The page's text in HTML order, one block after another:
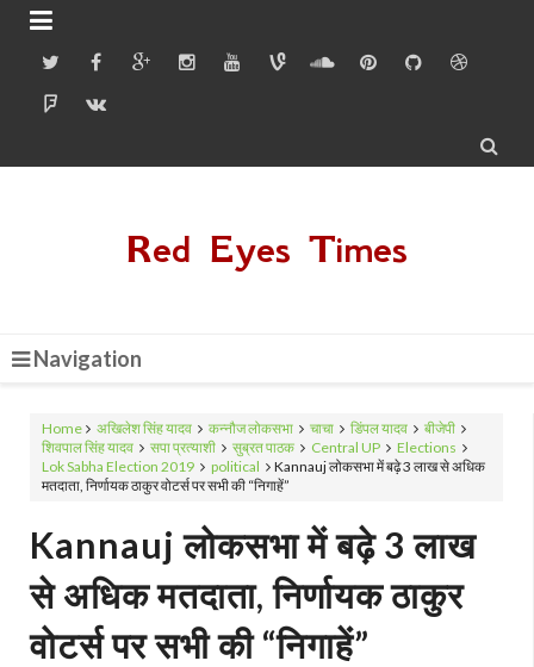


Red Eyes Times
Navigation
Home अखिलेश सिंह यादव कन्नौज लोकसभा चाचा डिंपल यादव
बीजेपी
शिवपाल सिंह यादव
सपा प्रत्याशी सुब्रत पाठक Central UP
Elections
Lok Sabha Election 2019
political
Kannauj लोकसभा में बढ़े 3 लाख से अधिक
मतदाता, निर्णायक ठाकुर वोटर्स पर सभी की “निगाहें”
Kannauj लोकसभा में बढ़े 3 लाख
से अधिक मतदाता, निर्णायक ठाकुर
वोटर्स पर सभी की “निगाहें”